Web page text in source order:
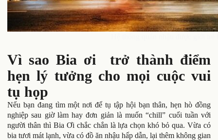
Vì sao Bia ơi trở thành điểm
hẹn lý tưởng cho mọi cuộc vui
tụ họp
Nếu bạn đang tìm một nơi để tụ tập hội bạn thân, hẹn hò đồng
nghiệp sau giờ làm hay đơn giản là muốn “chill” cuối tuần với
người thân thì Bia Ơi chắc chắn là lựa chọn khó bỏ qua. Vừa có
bia tươi mát lạnh, vừa có đồ ăn nhậu hấp dẫn, lại thêm không gian